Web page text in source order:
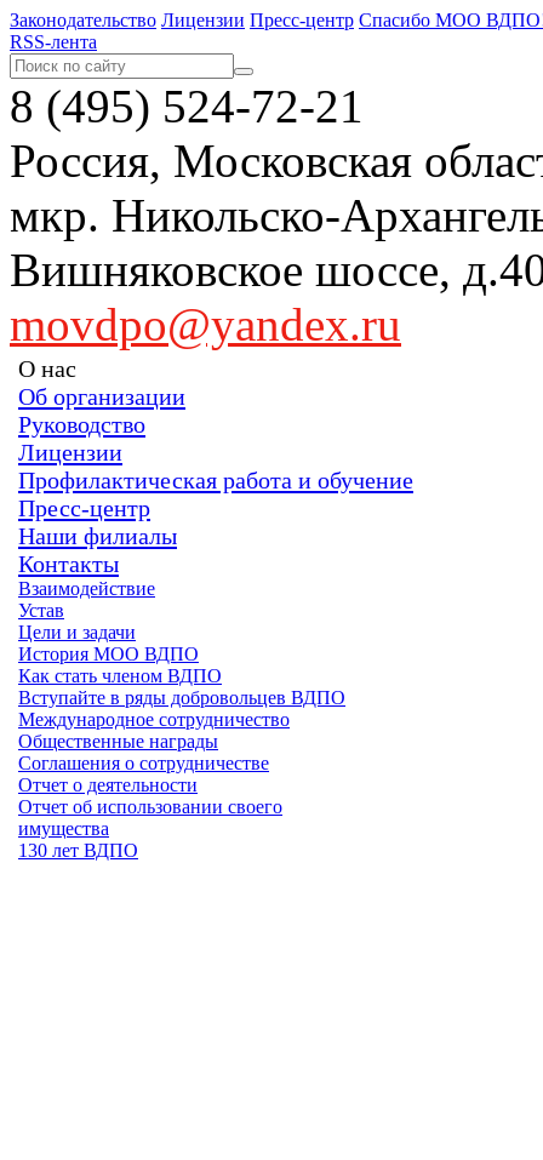
Законодательство Лицензии Пресс-центр Спасибо МОО
RSS-лента
8 (495) 524-72-21
Россия, Московская
мкр. Никольско-
Вишняковское шоссе,
movdpo@yandex.ru
О нас
Об организации
Руководство
Лицензии
Профилактическая работа и обучение
Пресс-центр
Наши филиалы
Контакты
Взаимодействие
Устав
Цели и задачи
История МОО ВДПО
Как стать членом ВДПО
Вступайте в ряды добровольцев ВДПО
Международное сотрудничество
Общественные награды
Соглашения о сотрудничестве
Отчет о деятельности
Отчет об использовании своего
имущества
130 лет ВДПО